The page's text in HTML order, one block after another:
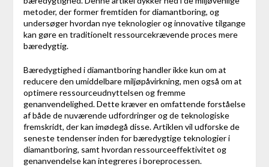
metoder, der former fremtiden for diamantboring, og
undersøger hvordan nye teknologier og innovative tilgange
kan gøre en traditionelt ressourcekrævende proces mere
bæredygtig.
Bæredygtighed i diamantboring handler ikke kun om at
reducere den umiddelbare miljøpåvirkning, men også om at
optimere ressourceudnyttelsen og fremme
genanvendelighed. Dette kræver en omfattende forståelse
af både de nuværende udfordringer og de teknologiske
fremskridt, der kan imødegå disse. Artiklen vil udforske de
seneste tendenser inden for bæredygtige teknologier i
diamantboring, samt hvordan ressourceeffektivitet og
genanvendelse kan integreres i boreprocessen.